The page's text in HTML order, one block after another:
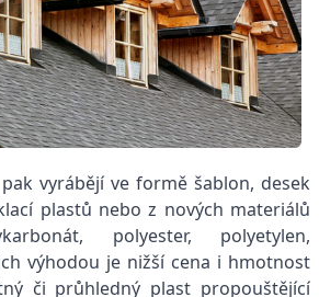
vyrábějí ve formě šablon, desek
plastů nebo z nových materiálů
polyester, polyetylen,
výhodou je nižší cena i hmotnost
či průhledný plast propouštějící